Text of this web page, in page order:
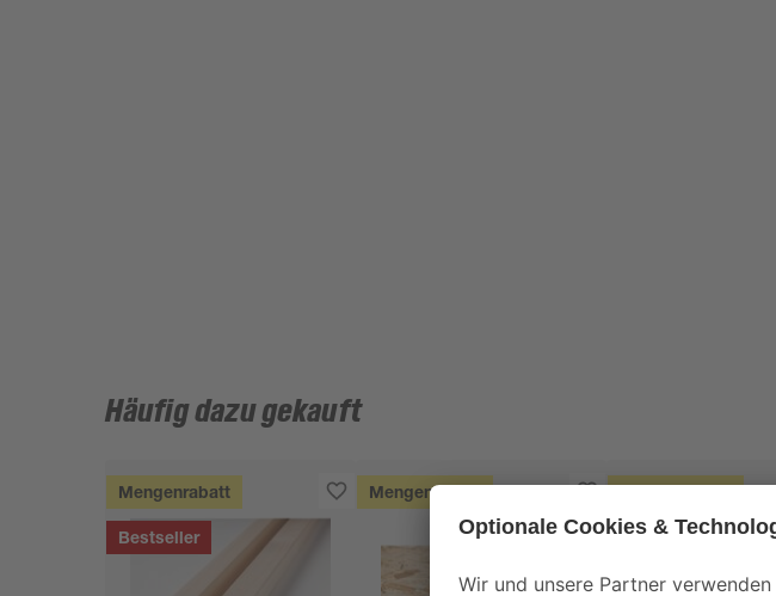
Häufig dazu gekauft
Mengenrabatt
Bestseller
Mengenrabatt